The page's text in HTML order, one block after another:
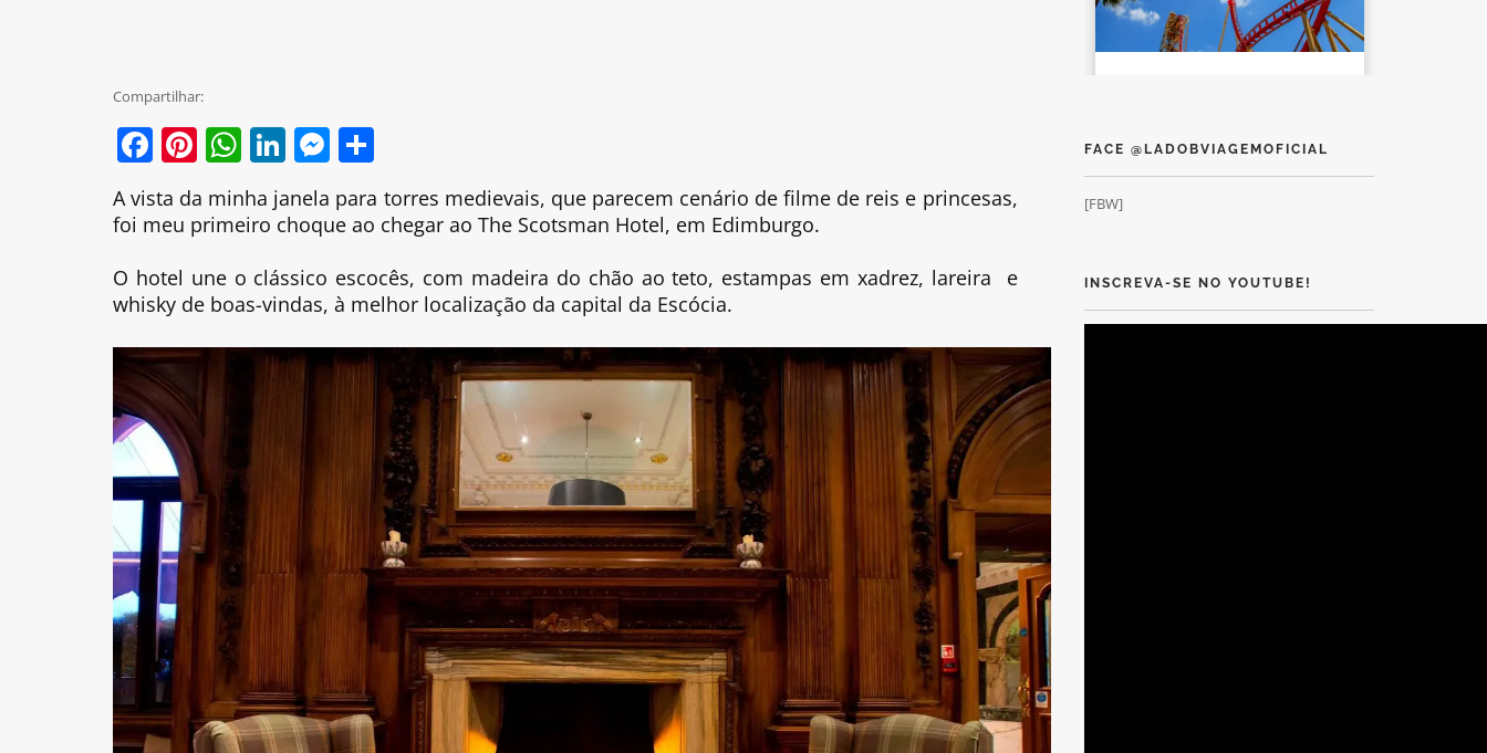
Compartilhar:
Facebook
Pinterest
WhatsApp
LinkedIn
Messenger
A vista da minha janela para torres medievais, que parecem cenário de filme de reis e princesas,
foi meu primeiro choque ao chegar ao The Scotsman Hotel, em Edimburgo.
O hotel une o clássico escocês, com madeira do chão ao teto, estampas em xadrez, lareira e
whisky de boas-vindas, à melhor localização da capital da Escócia.
FACE @LADOBVIAGEMOFICIAL
[FBW]
INSCREVA-SE NO YOUTUBE!